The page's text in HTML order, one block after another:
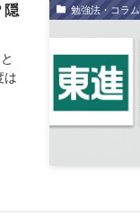
勉強法・コラム
隠
は